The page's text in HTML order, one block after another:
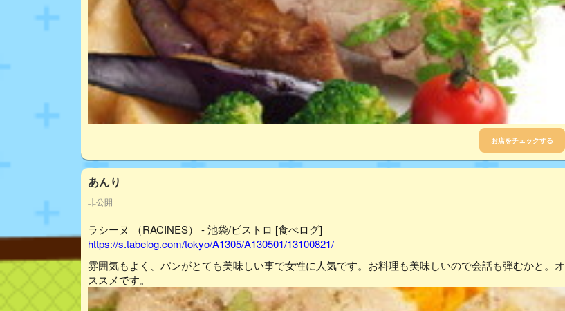
お店をチェックする
あんり
非公開
ラシーヌ （RACINES） - 池袋/ビストロ [食べログ]
https://s.tabelog.com/tokyo/A1305/A130501/13100821/
雰囲気もよく、パンがとても美味しい事で女性に人気です。お料理も美味しいので会話も弾むかと。オ
ススメです。